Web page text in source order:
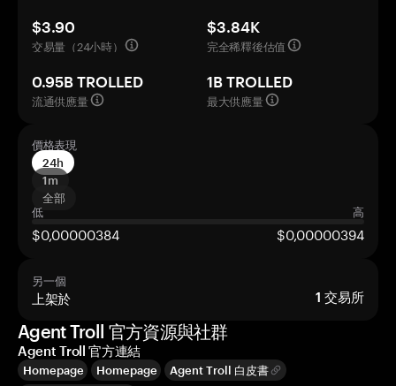
$3.90
交易量（24小時）
$3.84K
完全稀釋後估值
0.95B TROLLED
流通供應量
1B TROLLED
最大供應量
價格表現
24h
1m
全部
低
高
$0,00000384 $0,00000394
另一個
上架於 1 交易所
Agent Troll 官方資源與社群
Agent Troll 官方連結
Homepage Homepage
Agent Troll 白皮書